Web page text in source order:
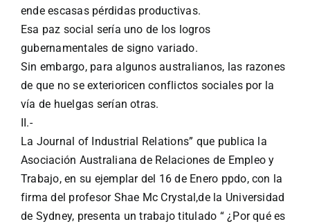
ende escasas pérdidas productivas.
Esa paz social sería uno de los logros
gubernamentales de signo variado.
Sin embargo, para algunos australianos, las razones
de que no se exterioricen conflictos sociales por la
vía de huelgas serían otras.
II.-
La Journal of Industrial Relations” que publica la
Asociación Australiana de Relaciones de Empleo y
Trabajo, en su ejemplar del 16 de Enero ppdo, con la
firma del profesor Shae Mc Crystal,de la Universidad
de Sydney, presenta un trabajo titulado “ ¿Por qué es